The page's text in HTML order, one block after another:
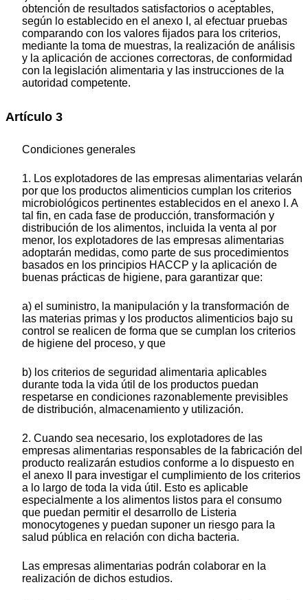
obtención de resultados satisfactorios o aceptables,
según lo establecido en el anexo I, al efectuar pruebas
comparando con los valores fijados para los criterios,
mediante la toma de muestras, la realización de análisis
y la aplicación de acciones correctoras, de conformidad
con la legislación alimentaria y las instrucciones de la
autoridad competente.
Artículo 3
Condiciones generales
1. Los explotadores de las empresas alimentarias velarán
por que los productos alimenticios cumplan los criterios
microbiológicos pertinentes establecidos en el anexo I. A
tal fin, en cada fase de producción, transformación y
distribución de los alimentos, incluida la venta al por
menor, los explotadores de las empresas alimentarias
adoptarán medidas, como parte de sus procedimientos
basados en los principios HACCP y la aplicación de
buenas prácticas de higiene, para garantizar que:
a) el suministro, la manipulación y la transformación de
las materias primas y los productos alimenticios bajo su
control se realicen de forma que se cumplan los criterios
de higiene del proceso, y que
b) los criterios de seguridad alimentaria aplicables
durante toda la vida útil de los productos puedan
respetarse en condiciones razonablemente previsibles
de distribución, almacenamiento y utilización.
2. Cuando sea necesario, los explotadores de las
empresas alimentarias responsables de la fabricación del
producto realizarán estudios conforme a lo dispuesto en
el anexo II para investigar el cumplimiento de los criterios
a lo largo de toda la vida útil. Esto es aplicable
especialmente a los alimentos listos para el consumo
que puedan permitir el desarrollo de Listeria
monocytogenes y puedan suponer un riesgo para la
salud pública en relación con dicha bacteria.
Las empresas alimentarias podrán colaborar en la
realización de dichos estudios.